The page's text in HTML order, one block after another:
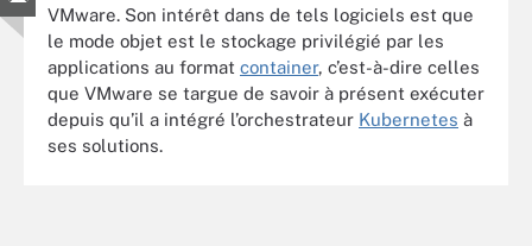
VMware. Son intérêt dans de tels logiciels est que
le mode objet est le stockage privilégié par les
applications au format container, c’est-à-dire celles
que VMware se targue de savoir à présent exécuter
depuis qu’il a intégré l’orchestrateur Kubernetes à
ses solutions.